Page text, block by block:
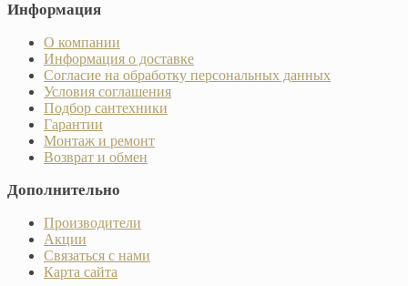
Информация
О компании
Информация о доставке
Согласие на обработку персональных данных
Условия соглашения
Подбор сантехники
Гарантии
Монтаж и ремонт
Возврат и обмен
Дополнительно
Производители
Акции
Связаться с нами
Карта сайта